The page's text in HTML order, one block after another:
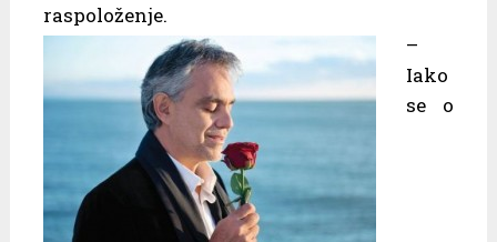
raspoloženje.
–
Iako
se o